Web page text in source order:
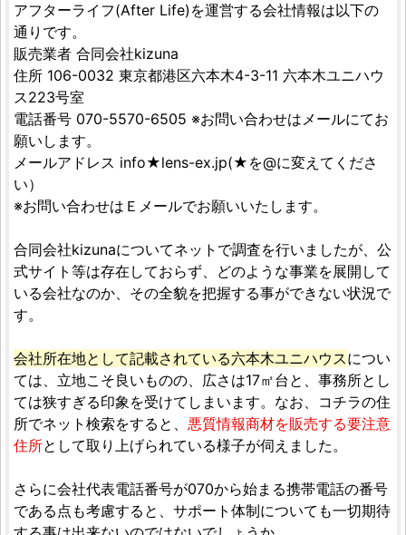
アフターライフ(After Life)を運営する会社情報は以下の
通りです。
販売業者 合同会社kizuna
住所 106-0032 東京都港区六本木4-3-11 六本木ユニハウ
ス223号室
電話番号 070-5570-6505 ※お問い合わせはメールにてお
願いします。
メールアドレス info★lens-ex.jp(★を@に変えてくださ
い）
※お問い合わせはＥメールでお願いいたします。
合同会社kizunaについてネットで調査を行いましたが、公
式サイト等は存在しておらず、どのような事業を展開して
いる会社なのか、その全貌を把握する事ができない状況で
す。
会社所在地として記載されている六本木ユニハウスについ
ては、立地こそ良いものの、広さは17㎡台と、事務所とし
ては狭すぎる印象を受けてしまいます。なお、コチラの住
所でネット検索をすると、 悪質情報商材を販売する要注意
住所として取り上げられている様子が伺えました。
さらに会社代表電話番号が070から始まる携帯電話の番号
である点も考慮すると、サポート体制についても一切期待